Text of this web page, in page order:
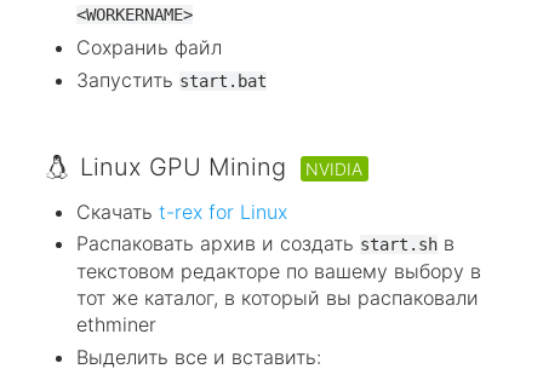
<WORKERNAME>
Сохраниь файл
Запустить start.bat
Linux GPU Mining NVIDIA
Скачать t-rex for Linux
Распаковать архив и создать start.sh в
текстовом редакторе по вашему выбору в
тот же каталог, в который вы распаковали
ethminer
Выделить все и вставить: